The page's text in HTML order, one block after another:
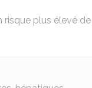
risque plus élevé de